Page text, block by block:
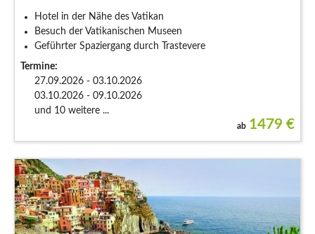
Hotel in der Nähe des Vatikan
Besuch der Vatikanischen Museen
Geführter Spaziergang durch Trastevere
Termine:
27.09.2026 - 03.10.2026
03.10.2026 - 09.10.2026
und 10 weitere ...
ab 1479 €